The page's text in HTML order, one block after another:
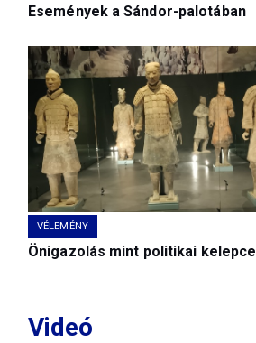
Események a Sándor-palotában
VÉLEMÉNY
Önigazolás mint politikai kelepce
Videó